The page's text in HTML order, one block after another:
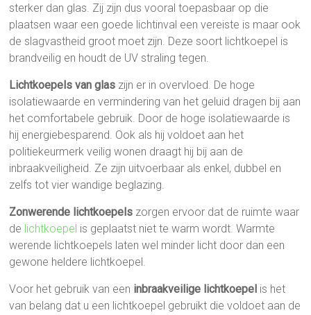
sterker dan glas. Zij zijn dus vooral toepasbaar op die
plaatsen waar een goede lichtinval een vereiste is maar ook
de slagvastheid groot moet zijn. Deze soort lichtkoepel is
brandveilig en houdt de UV straling tegen.
Lichtkoepels van glas zijn er in overvloed. De hoge
isolatiewaarde en vermindering van het geluid dragen bij aan
het comfortabele gebruik. Door de hoge isolatiewaarde is
hij energiebesparend. Ook als hij voldoet aan het
politiekeurmerk veilig wonen draagt hij bij aan de
inbraakveiligheid. Ze zijn uitvoerbaar als enkel, dubbel en
zelfs tot vier wandige beglazing.
Zonwerende lichtkoepels zorgen ervoor dat de ruimte waar
de lichtkoepel is geplaatst niet te warm wordt. Warmte
werende lichtkoepels laten wel minder licht door dan een
gewone heldere lichtkoepel.
Voor het gebruik van een inbraakveilige lichtkoepel is het
van belang dat u een lichtkoepel gebruikt die voldoet aan de